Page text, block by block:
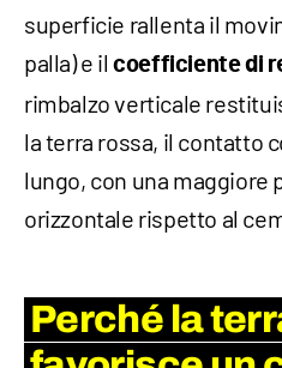
superficie rallenta il
palla) e ilcoefficiente di
rimbalzo verticale
la terra rossa, il contatto
lungo, con una maggiore
orizzontale rispetto al
Perché la